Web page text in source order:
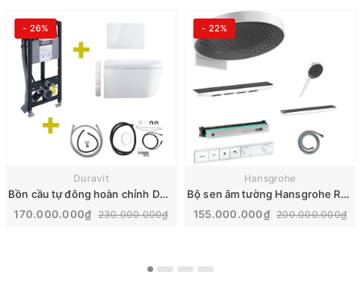
- 26%
Duravit
Bồn cầu tự đông hoàn chỉnh Duravit SensoWash® Starck f Plus | 650000012004320
170.000.000₫ 230.000.000₫
- 22%
Hansgrohe
Bộ sen âm tường Hansgrohe Rainfinity nhập khẩu Đức | 26230700
155.000.000₫ 200.000.000₫